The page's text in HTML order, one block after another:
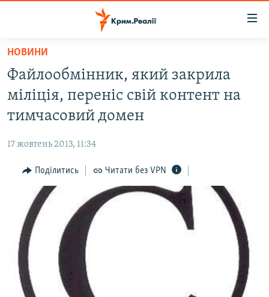
Перейти
основного
матеріалу
до
основної
Перейти
пошуку
БЛОГИ
ПОГЛЯД
ІНТЕРВ'Ю
ВСЕ ЗА ДЕНЬ
СПЕЦПРОЕКТИ
ДЕПОРТАЦІЯ
ВІДЕОУРОКИ «ELIFBE»
ЯК ОБІЙТИ БЛОКУВАННЯ
Русский
НОВИНИ
Файлообмінник, який закрила
міліція, переніс свій контент на
тимчасовий домен
17 жовтень 2013, 11:34
Поділитись Читати без VPN